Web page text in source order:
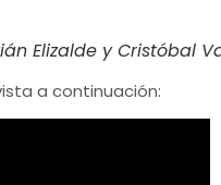
Elizalde y Cristóbal
a continuación: